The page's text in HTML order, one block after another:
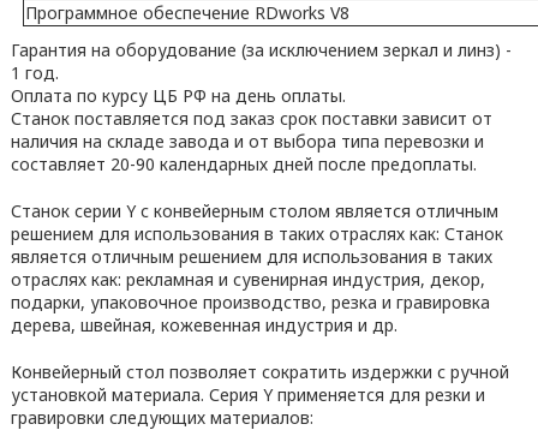
Программное обеспечение RDworks V8
Гарантия на оборудование (за исключением зеркал и линз) -
1 год.
Оплата по курсу ЦБ РФ на день оплаты.
Станок поставляется под заказ срок поставки зависит от
наличия на складе завода и от выбора типа перевозки и
составляет 20-90 календарных дней после предоплаты.
Станок серии Y с конвейерным столом является отличным
решением для использования в таких отраслях как: Станок
является отличным решением для использования в таких
отраслях как: рекламная и сувенирная индустрия, декор,
подарки, упаковочное производство, резка и гравировка
дерева, швейная, кожевенная индустрия и др.
Конвейерный стол позволяет сократить издержки с ручной
установкой материала. Серия Y применяется для резки и
гравировки следующих материалов: